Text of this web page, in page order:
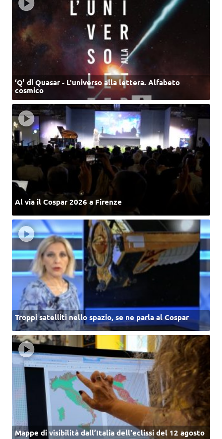
‘Q’ di Quasar - L'universo alla lettera. Alfabeto
cosmico
Al via il Cospar 2026 a Firenze
Troppi satelliti nello spazio, se ne parla al Cospar
Mappe di visibilità dall’Italia dell'eclissi del 12 agosto